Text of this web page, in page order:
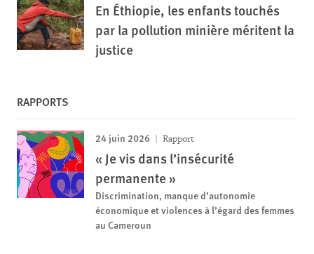
En Éthiopie, les enfants touchés
par la pollution minière méritent la
justice
RAPPORTS
24 juin 2026 Rapport
« Je vis dans l’insécurité
permanente »
Discrimination, manque d’autonomie
économique et violences à l’égard des femmes
au Cameroun